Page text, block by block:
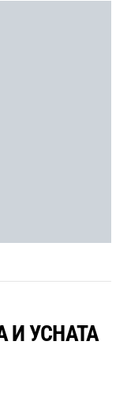
И УСНАТА